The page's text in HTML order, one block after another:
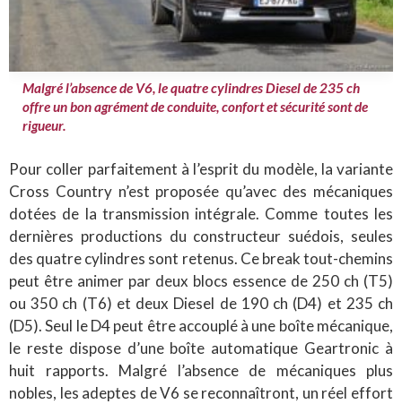
Malgré l’absence de V6, le quatre cylindres Diesel de 235 ch
offre un bon agrément de conduite, confort et sécurité sont de
rigueur.
Pour coller parfaitement à l’esprit du modèle, la variante
Cross Country n’est proposée qu’avec des mécaniques
dotées de la transmission intégrale. Comme toutes les
dernières productions du constructeur suédois, seules
des quatre cylindres sont retenus. Ce break tout-chemins
peut être animer par deux blocs essence de 250 ch (T5)
ou 350 ch (T6) et deux Diesel de 190 ch (D4) et 235 ch
(D5). Seul le D4 peut être accouplé à une boîte mécanique,
le reste dispose d’une boîte automatique Geartronic à
huit rapports. Malgré l’absence de mécaniques plus
nobles, les adeptes de V6 se reconnaîtront, un réel effort